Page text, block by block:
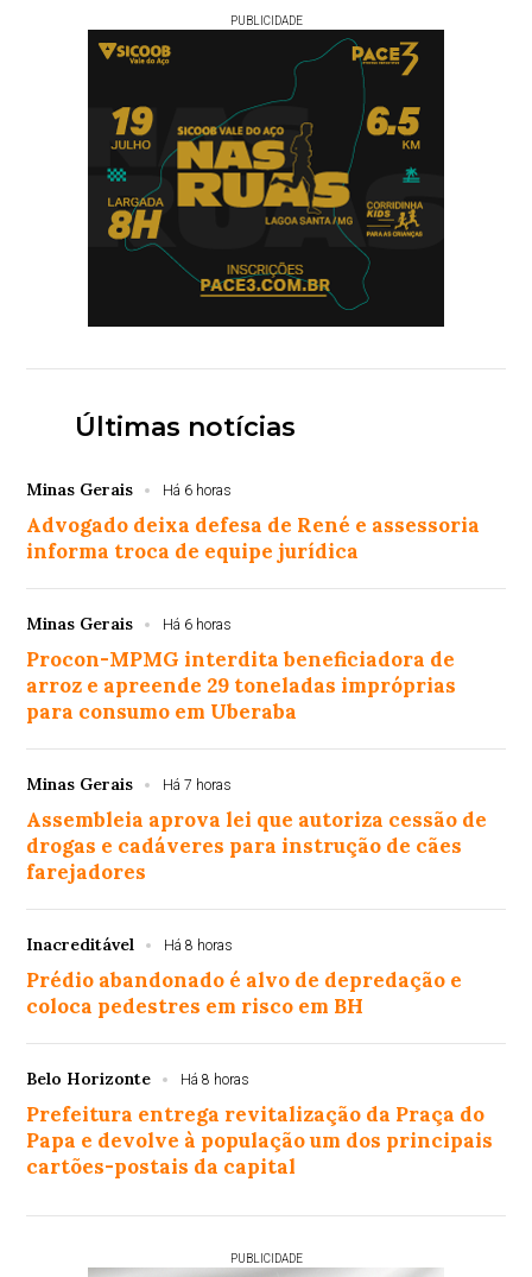
PUBLICIDADE
Últimas notícias
Minas Gerais Há 6 horas
Advogado deixa defesa de René e assessoria
informa troca de equipe jurídica
Minas Gerais Há 6 horas
Procon-MPMG interdita beneficiadora de
arroz e apreende 29 toneladas impróprias
para consumo em Uberaba
Minas Gerais Há 7 horas
Assembleia aprova lei que autoriza cessão de
drogas e cadáveres para instrução de cães
farejadores
Inacreditável Há 8 horas
Prédio abandonado é alvo de depredação e
coloca pedestres em risco em BH
Belo Horizonte Há 8 horas
Prefeitura entrega revitalização da Praça do
Papa e devolve à população um dos principais
cartões-postais da capital
PUBLICIDADE